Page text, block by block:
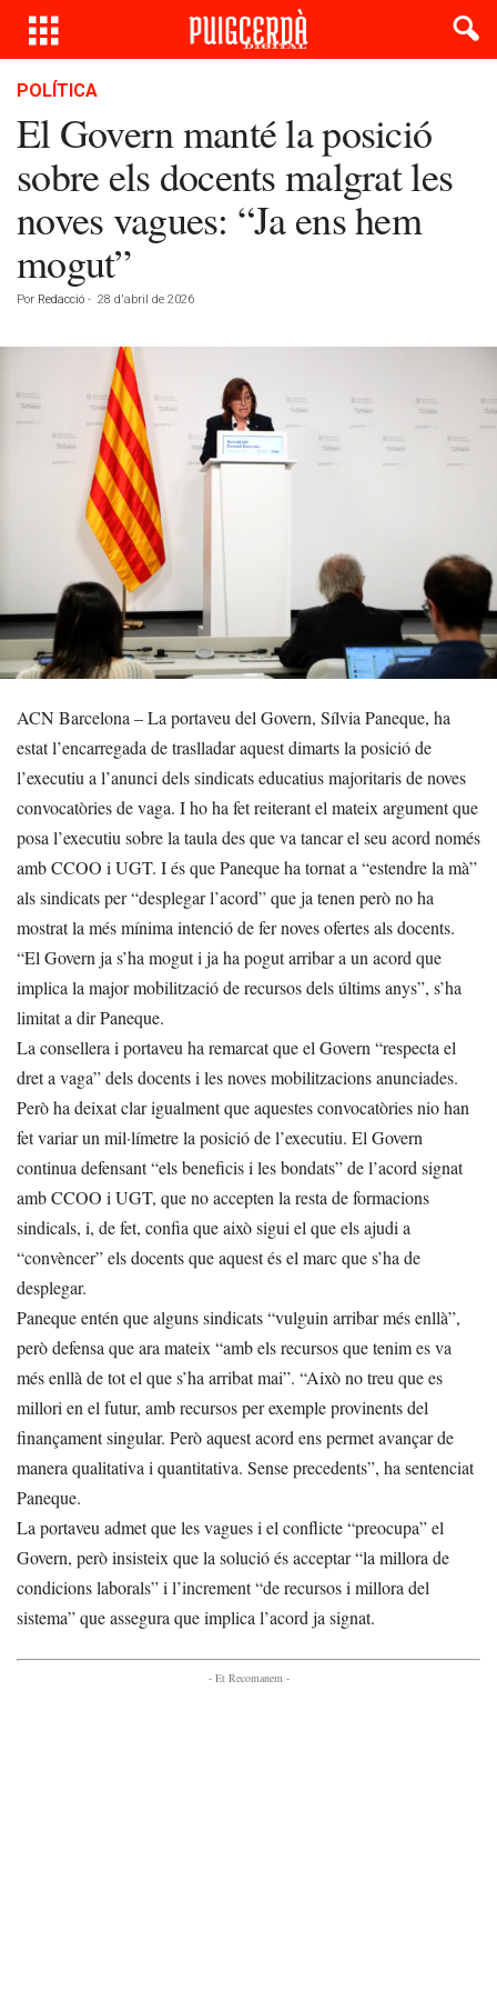
POLÍTICA
El Govern manté la posició
sobre els docents malgrat les
noves vagues: “Ja ens hem
mogut”
Por Redacció - 28 d'abril de 2026
ACN Barcelona – La portaveu del Govern, Sílvia Paneque, ha
estat l’encarregada de traslladar aquest dimarts la posició de
l’executiu a l’anunci dels sindicats educatius majoritaris de noves
convocatòries de vaga. I ho ha fet reiterant el mateix argument que
posa l’executiu sobre la taula des que va tancar el seu acord només
amb CCOO i UGT. I és que Paneque ha tornat a “estendre la mà”
als sindicats per “desplegar l’acord” que ja tenen però no ha
mostrat la més mínima intenció de fer noves ofertes als docents.
“El Govern ja s’ha mogut i ja ha pogut arribar a un acord que
implica la major mobilització de recursos dels últims anys”, s’ha
limitat a dir Paneque.
La consellera i portaveu ha remarcat que el Govern “respecta el
dret a vaga” dels docents i les noves mobilitzacions anunciades.
Però ha deixat clar igualment que aquestes convocatòries nio han
fet variar un mil·límetre la posició de l’executiu. El Govern
continua defensant “els beneficis i les bondats” de l’acord signat
amb CCOO i UGT, que no accepten la resta de formacions
sindicals, i, de fet, confia que això sigui el que els ajudi a
“convèncer” els docents que aquest és el marc que s’ha de
desplegar.
Paneque entén que alguns sindicats “vulguin arribar més enllà”,
però defensa que ara mateix “amb els recursos que tenim es va
més enllà de tot el que s’ha arribat mai”. “Això no treu que es
millori en el futur, amb recursos per exemple provinents del
finançament singular. Però aquest acord ens permet avançar de
manera qualitativa i quantitativa. Sense precedents”, ha sentenciat
Paneque.
La portaveu admet que les vagues i el conflicte “preocupa” el
Govern, però insisteix que la solució és acceptar “la millora de
condicions laborals” i l’increment “de recursos i millora del
sistema” que assegura que implica l’acord ja signat.
- Et Recomanem -